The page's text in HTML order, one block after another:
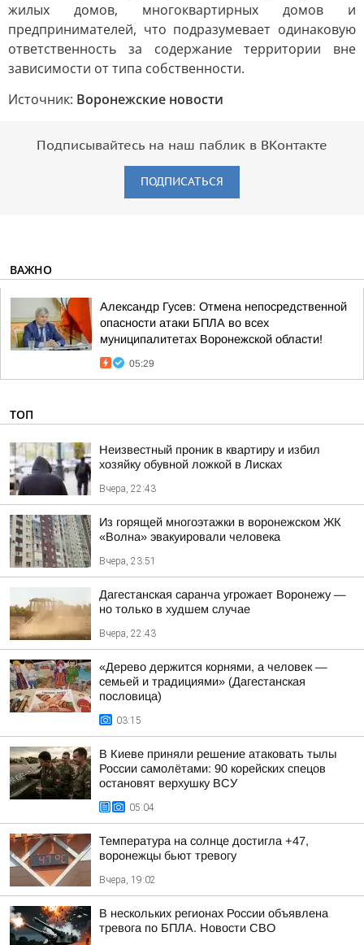
жилых домов, многоквартирных домов и
предпринимателей, что подразумевает одинаковую
ответственность за содержание территории вне
зависимости от типа собственности.
Источник: Воронежские новости
Подписывайтесь на наш паблик в ВКонтакте
ПОДПИСАТЬСЯ
ВАЖНО
Александр Гусев: Отмена непосредственной
опасности атаки БПЛА во всех
муниципалитетах Воронежской области!
05:29
ТОП
Неизвестный проник в квартиру и избил
хозяйку обувной ложкой в Лисках
Вчера, 22:43
Из горящей многоэтажки в воронежском ЖК
«Волна» эвакуировали человека
Вчера, 23:51
Дагестанская саранча угрожает Воронежу —
но только в худшем случае
Вчера, 22:43
«Дерево держится корнями, а человек —
семьей и традициями» (Дагестанская
пословица)
03:15
В Киеве приняли решение атаковать тылы
России самолётами: 90 корейских спецов
остановят верхушку ВСУ
05:04
Температура на солнце достигла +47,
воронежцы бьют тревогу
Вчера, 19:02
В нескольких регионах России объявлена
тревога по БПЛА. Новости СВО